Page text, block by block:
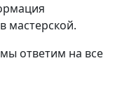
мастерской.
ответим на все